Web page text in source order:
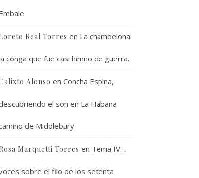
Embale
Real Torres en La chambelona:
conga que fue casi himno de guerra.
Alonso en Concha Espina,
el son en La Habana
de Middlebury
Rosa Marquetti Torres en Tema IV…
sobre el filo de los setenta